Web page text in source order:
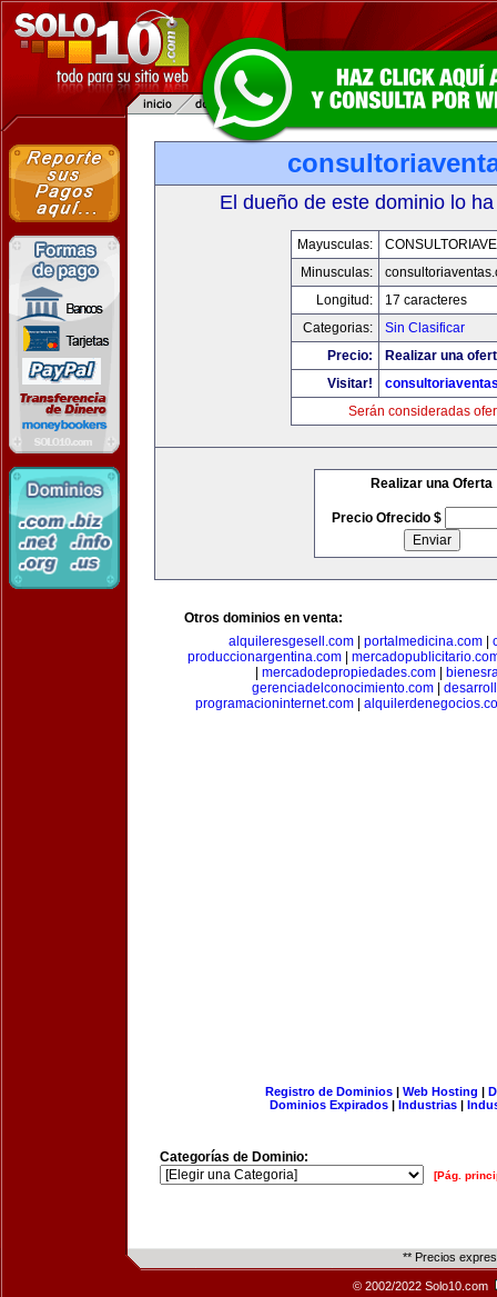
El dueño de este dominio lo
Mayusculas:
Minusculas:
Longitud:
17 caracteres
Categorias:
Sin Clasificar
Precio:
Realizar una
Visitar!
Serán consideradas
Realizar una Oferta
Precio Ofrecido $
Otros dominios en venta:
alquileresgesell.com
portalmedicina.com
produccionargentina.com|
mercadodepropiedades.com
gerenciadelconocimiento.com|
programacioninternet.com|
Registro de Dominios| Web Hosting |
Dominios Expirados | Industrias |
Categorías de Dominio:
[Pág.
** Precios
© 2002/2022 Solo10.com